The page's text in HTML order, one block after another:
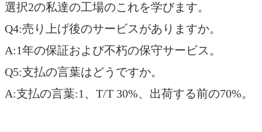
選択2の私達の工場のこれを学びます。
Q4:売り上げ後のサービスがありますか。
A:1年の保証および不朽の保守サービス。
Q5:支払の言葉はどうですか。
A:支払の言葉:1、T/T 30%、出荷する前の70%。